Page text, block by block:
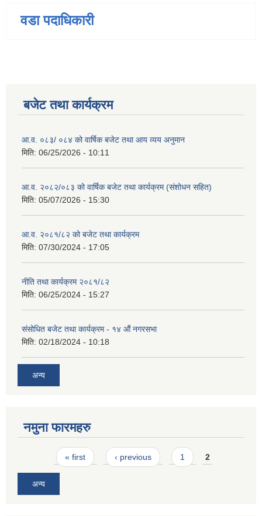
वडा पदाधिकारी
बजेट तथा कार्यक्रम
आ.व. ०८३/ ०८४ को वार्षिक बजेट तथा आय व्यय अनुमान
मिति: 06/25/2026 - 10:11
आ.व. २०८२/०८३ को वार्षिक बजेट तथा कार्यक्रम (संशोधन सहित)
मिति: 05/07/2026 - 15:30
आ.व. २०८१/८२ को बजेट तथा कार्यक्रम
मिति: 07/30/2024 - 17:05
नीति तथा कार्यक्रम २०८१/८२
मिति: 06/25/2024 - 15:27
संसोधित बजेट तथा कार्यक्रम - १४ औं नगरसभा
मिति: 02/18/2024 - 10:18
अन्य
नमुना फारमहरु
Pages« first ‹ previous 1 2
अन्य